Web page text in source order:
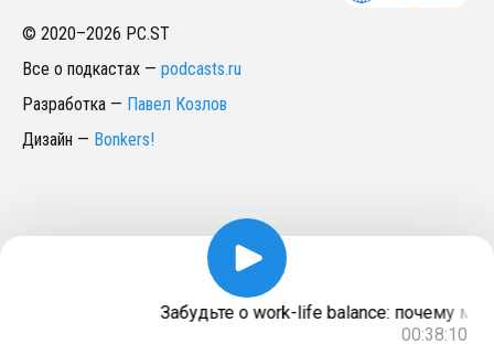
© 2020–2026 PC.ST
Все о подкастах — podcasts.ru
Разработка — Павел Козлов
Дизайн — Bonkers!
Забудьте о work-life balance: почему
00:38:10